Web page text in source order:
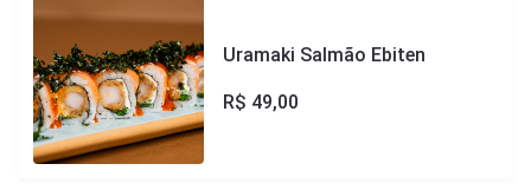
Uramaki Salmão Ebiten
R$ 49,00